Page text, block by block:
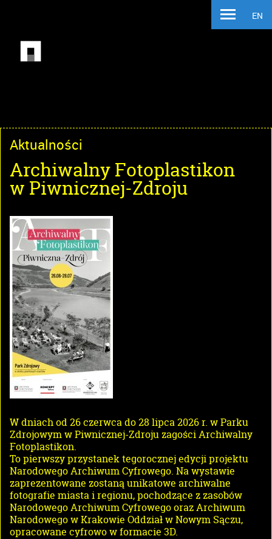
EN
Aktualności
Archiwalny Fotoplastikon
w Piwnicznej-Zdroju
W dniach od 26 czerwca do 28 lipca 2026 r. w Parku
Zdrojowym w Piwnicznej-Zdroju zagości Archiwalny
Fotoplastikon.
To pierwszy przystanek tegorocznej edycji projektu
Narodowego Archiwum Cyfrowego. Na wystawie
zaprezentowane zostaną unikatowe archiwalne
fotografie miasta i regionu, pochodzące z zasobów
Narodowego Archiwum Cyfrowego oraz Archiwum
Narodowego w Krakowie Oddział w Nowym Sączu,
opracowane cyfrowo w formacie 3D.